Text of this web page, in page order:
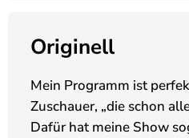
Originell
Mein Programm ist
Zuschauer, „die schon
Dafür hat meine Show